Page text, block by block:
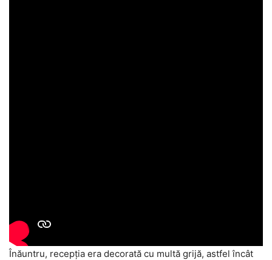
Înăuntru, recepția era decorată cu multă grijă, astfel încât